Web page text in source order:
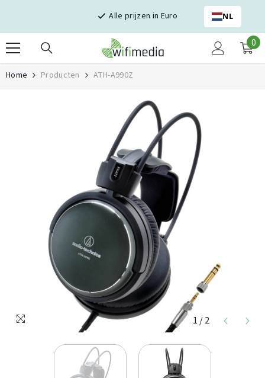
Alle prijzen in Euro NL
0
0
Home Producten ATH-A990Z
1 / 2